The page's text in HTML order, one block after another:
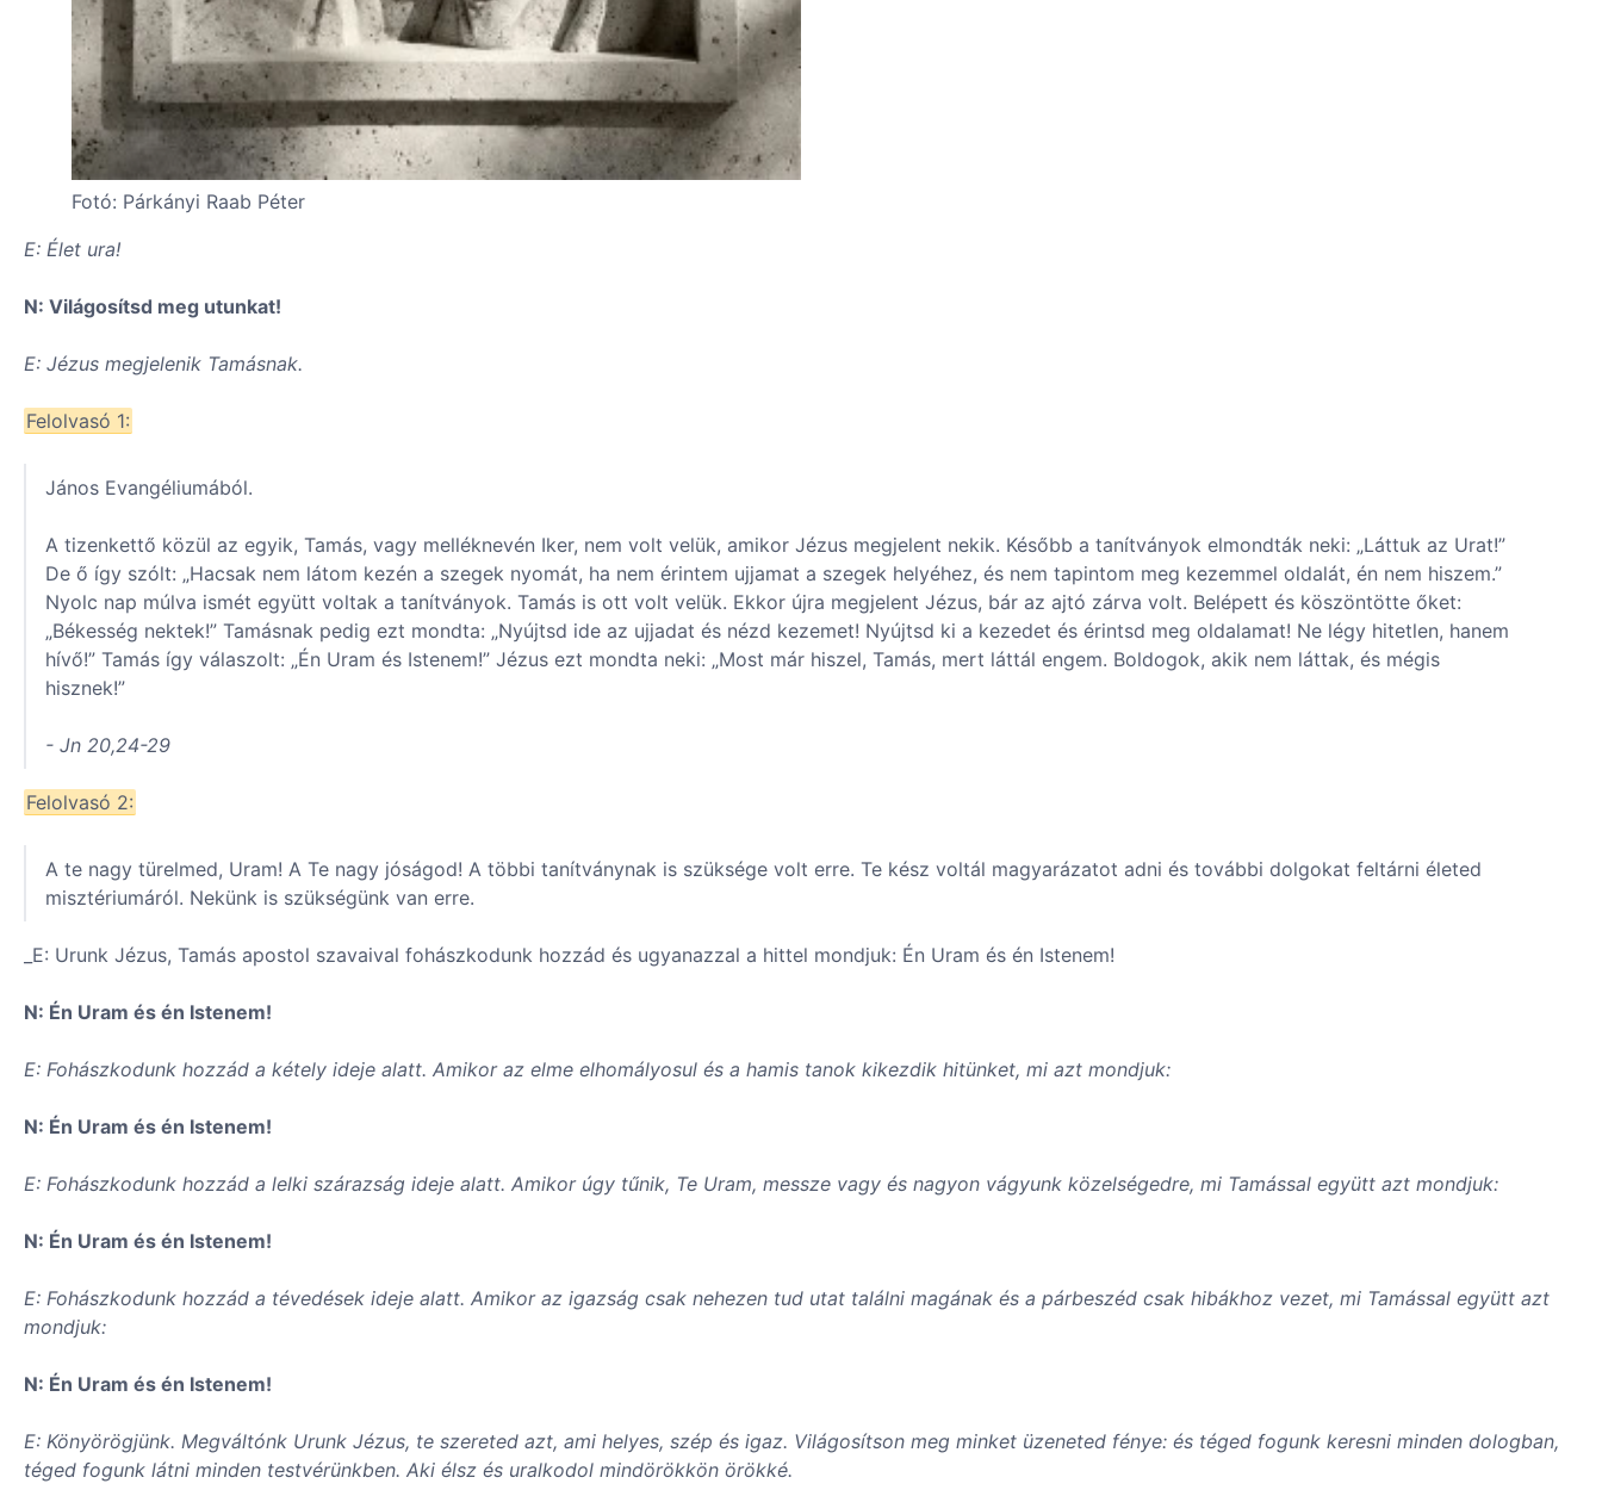
Fotó: Párkányi Raab Péter
E: Élet ura!
N: Világosítsd meg utunkat!
E: Jézus megjelenik Tamásnak.
Felolvasó 1:
János Evangéliumából.
A tizenkettő közül az egyik, Tamás, vagy melléknevén Iker, nem volt velük, amikor Jézus megjelent nekik. Később a tanítványok elmondták neki: „Láttuk az Urat!”
De ő így szólt: „Hacsak nem látom kezén a szegek nyomát, ha nem érintem ujjamat a szegek helyéhez, és nem tapintom meg kezemmel oldalát, én nem hiszem.”
Nyolc nap múlva ismét együtt voltak a tanítványok. Tamás is ott volt velük. Ekkor újra megjelent Jézus, bár az ajtó zárva volt. Belépett és köszöntötte őket:
„Békesség nektek!” Tamásnak pedig ezt mondta: „Nyújtsd ide az ujjadat és nézd kezemet! Nyújtsd ki a kezedet és érintsd meg oldalamat! Ne légy hitetlen, hanem
hívő!” Tamás így válaszolt: „Én Uram és Istenem!” Jézus ezt mondta neki: „Most már hiszel, Tamás, mert láttál engem. Boldogok, akik nem láttak, és mégis
hisznek!”
- Jn 20,24-29
Felolvasó 2:
A te nagy türelmed, Uram! A Te nagy jóságod! A többi tanítványnak is szüksége volt erre. Te kész voltál magyarázatot adni és további dolgokat feltárni életed
misztériumáról. Nekünk is szükségünk van erre.
_E: Urunk Jézus, Tamás apostol szavaival fohászkodunk hozzád és ugyanazzal a hittel mondjuk: Én Uram és én Istenem!
N: Én Uram és én Istenem!
E: Fohászkodunk hozzád a kétely ideje alatt. Amikor az elme elhomályosul és a hamis tanok kikezdik hitünket, mi azt mondjuk:
N: Én Uram és én Istenem!
E: Fohászkodunk hozzád a lelki szárazság ideje alatt. Amikor úgy tűnik, Te Uram, messze vagy és nagyon vágyunk közelségedre, mi Tamással együtt azt mondjuk:
N: Én Uram és én Istenem!
E: Fohászkodunk hozzád a tévedések ideje alatt. Amikor az igazság csak nehezen tud utat találni magának és a párbeszéd csak hibákhoz vezet, mi Tamással együtt azt
mondjuk:
N: Én Uram és én Istenem!
E: Könyörögjünk. Megváltónk Urunk Jézus, te szereted azt, ami helyes, szép és igaz. Világosítson meg minket üzeneted fénye: és téged fogunk keresni minden dologban,
téged fogunk látni minden testvérünkben. Aki élsz és uralkodol mindörökkön örökké.